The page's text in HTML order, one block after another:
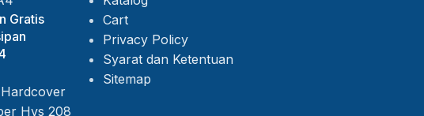
Gratis
Cart
Privacy Policy
Syarat dan Ketentuan
Sitemap